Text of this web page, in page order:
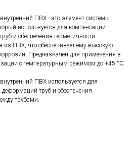
ПВХ - это элемент системы
используется для компенсации
и обеспечения герметичности
из ПВХ, что обеспечивает ему высокую
Предназначен для применения в
с температурным режимом до +45 °C.
ПВХ используется для
труб и обеспечения
трубами.